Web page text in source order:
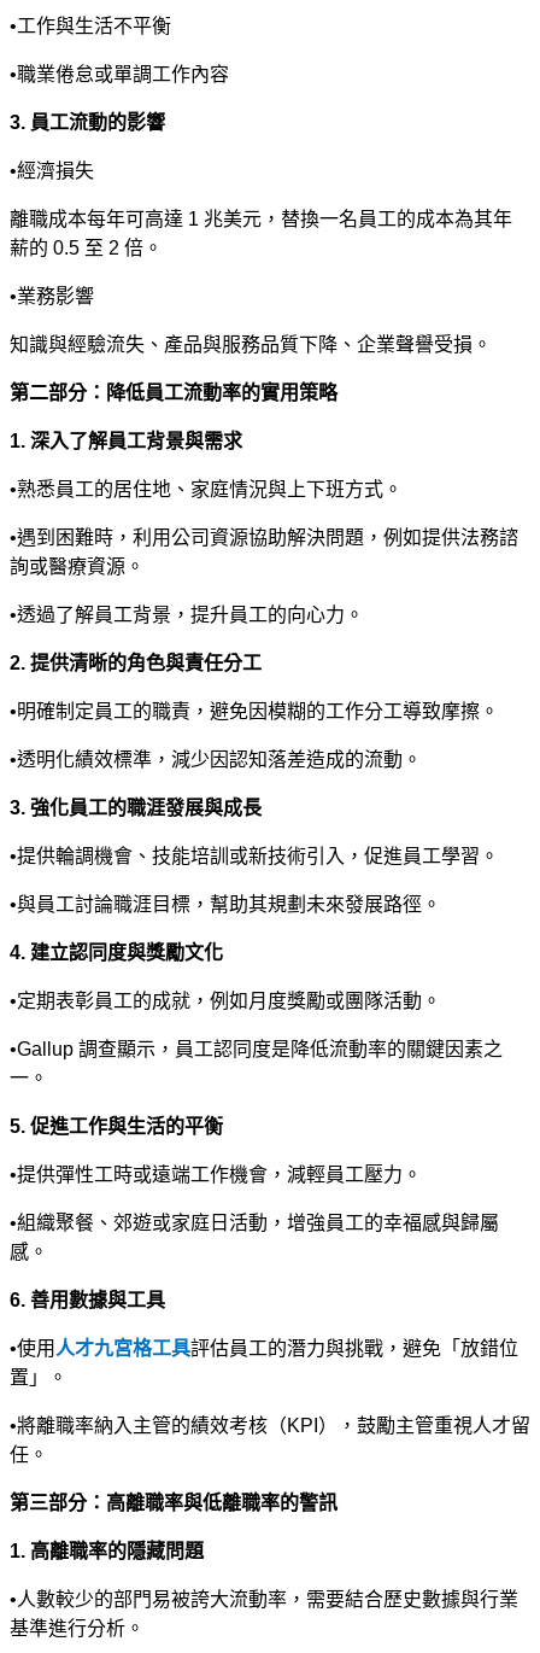
•工作與生活不平衡
•職業倦怠或單調工作內容
3. 員工流動的影響
•經濟損失
離職成本每年可高達 1 兆美元，替換一名員工的成本為其年
薪的 0.5 至 2 倍。
•業務影響
知識與經驗流失、產品與服務品質下降、企業聲譽受損。
第二部分：降低員工流動率的實用策略
1. 深入了解員工背景與需求
•熟悉員工的居住地、家庭情況與上下班方式。
•遇到困難時，利用公司資源協助解決問題，例如提供法務諮
詢或醫療資源。
•透過了解員工背景，提升員工的向心力。
2. 提供清晰的角色與責任分工
•明確制定員工的職責，避免因模糊的工作分工導致摩擦。
•透明化績效標準，減少因認知落差造成的流動。
3. 強化員工的職涯發展與成長
•提供輪調機會、技能培訓或新技術引入，促進員工學習。
•與員工討論職涯目標，幫助其規劃未來發展路徑。
4. 建立認同度與獎勵文化
•定期表彰員工的成就，例如月度獎勵或團隊活動。
•Gallup 調查顯示，員工認同度是降低流動率的關鍵因素之
一。
5. 促進工作與生活的平衡
•提供彈性工時或遠端工作機會，減輕員工壓力。
•組織聚餐、郊遊或家庭日活動，增強員工的幸福感與歸屬
感。
6. 善用數據與工具
•使用 人才九宮格工具評估員工的潛力與挑戰，避免「放錯位
置」。
•將離職率納入主管的績效考核（KPI ），鼓勵主管重視人才留
任。
第三部分：高離職率與低離職率的警訊
1. 高離職率的隱藏問題
•人數較少的部門易被誇大流動率，需要結合歷史數據與行業
基準進行分析。